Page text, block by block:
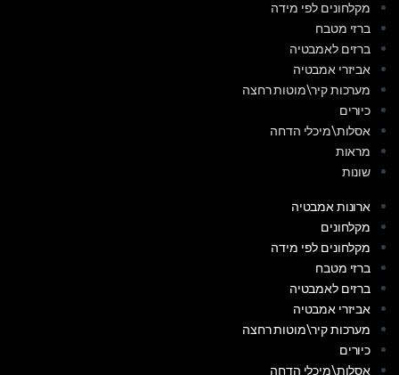
מקלחונים לפי מידה
ברזי מטבח
ברזים לאמבטיה
אביזרי אמבטיה
מערכות קיר\מוטות רחצה
כיורים
אסלות\מיכלי הדחה
מראות
שונות
ארונות אמבטיה
מקלחונים
מקלחונים לפי מידה
ברזי מטבח
ברזים לאמבטיה
אביזרי אמבטיה
מערכות קיר\מוטות רחצה
כיורים
אסלות\מיכלי הדחה